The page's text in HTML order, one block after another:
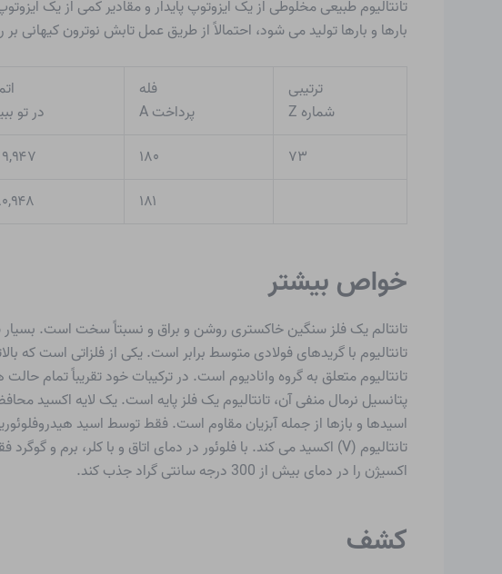
بارها و بارها تولید می شود، احتمالاً از طریق عمل تابش نوترون کیهانی بر روی
ترتیبی
شماره Z
فله
پرداخت A
در تو
۷۳
۱۸۰
۱۸۱
خواص بیشتر
تانتالم یک فلز سنگین خاکستری روشن و براق و نسبتاً سخت است.
تانتالیوم با گریدهای فولادی متوسط ​​برابر است. یکی از فلزاتی است
پتانسیل نرمال منفی آن، تانتالیوم یک فلز پایه است. یک لایه اکسید
اسیدها و بازها از جمله آبزیان مقاوم است. فقط توسط اسید
اکسیژن را در دمای بیش از 300 درجه سانتی گراد جذب کند.
کشف